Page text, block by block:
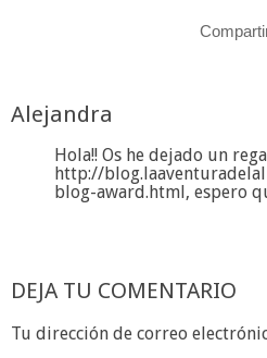
Alejandra
Hola!! Os he dejado un
http://
blog-award.html, espero
DEJA TU COMENTARIO
Tu dirección de correo